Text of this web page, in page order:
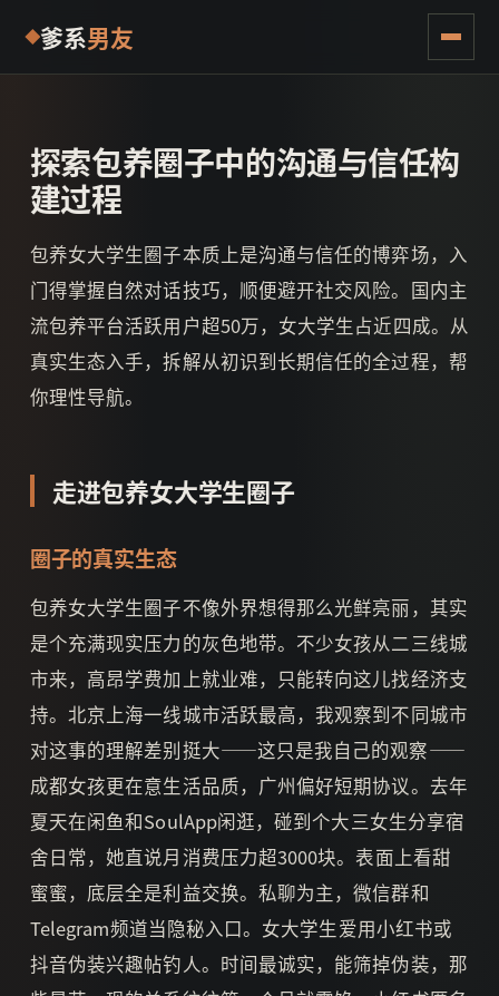
爹系男友
探索包养圈子中的沟通与信任构
建过程
包养女大学生圈子本质上是沟通与信任的博弈场，入
门得掌握自然对话技巧，顺便避开社交风险。国内主
流包养平台活跃用户超50万，女大学生占近四成。从
真实生态入手，拆解从初识到长期信任的全过程，帮
你理性导航。
走进包养女大学生圈子
圈子的真实生态
包养女大学生圈子不像外界想得那么光鲜亮丽，其实
是个充满现实压力的灰色地带。不少女孩从二三线城
市来，高昂学费加上就业难，只能转向这儿找经济支
持。北京上海一线城市活跃最高，我观察到不同城市
对这事的理解差别挺大——这只是我自己的观察——
成都女孩更在意生活品质，广州偏好短期协议。去年
夏天在闲鱼和SoulApp闲逛，碰到个大三女生分享宿
舍日常，她直说月消费压力超3000块。表面上看甜
蜜蜜，底层全是利益交换。私聊为主，微信群和
Telegram频道当隐秘入口。女大学生爱用小红书或
抖音伪装兴趣帖钓人。时间最诚实，能筛掉伪装，那